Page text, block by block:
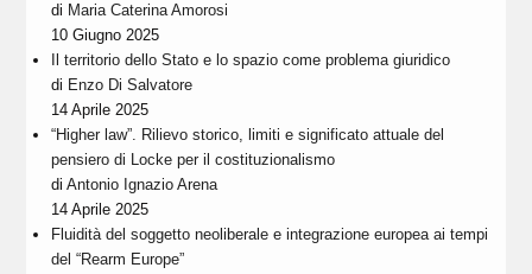
di Maria Caterina Amorosi
10 Giugno 2025
Il territorio dello Stato e lo spazio come problema giuridico
di Enzo Di Salvatore
14 Aprile 2025
“Higher law”. Rilievo storico, limiti e significato attuale del
pensiero di Locke per il costituzionalismo
diAntonio Ignazio Arena
14 Aprile 2025
Fluidità del soggetto neoliberale e integrazione europea ai tempi
del “Rearm Europe”